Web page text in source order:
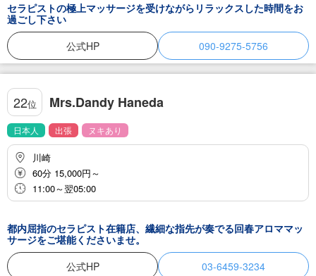
セラピストの極上マッサージを受けながらリラックスした時間をお
過ごし下さい
公式HP
090-9275-5756
22位 Mrs.Dandy Haneda
日本人 出張 ヌキあり
川崎
60分 15,000円～
11:00～翌05:00
都内屈指のセラピスト在籍店、繊細な指先が奏でる回春アロママッ
サージをご堪能くださいませ。
公式HP
03-6459-3234